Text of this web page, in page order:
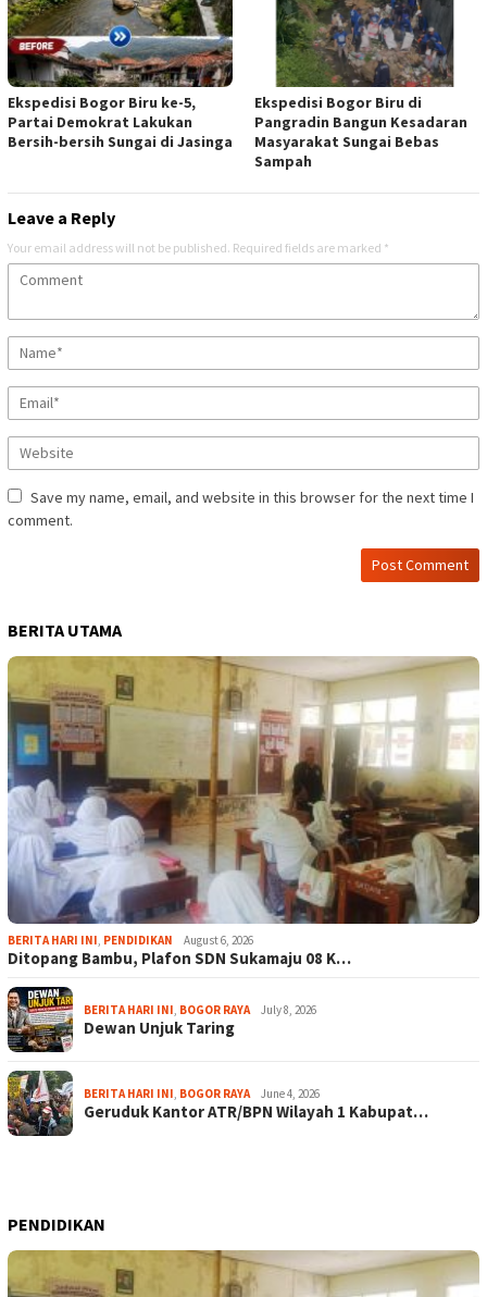
Ekspedisi Bogor Biru ke-5,
Partai Demokrat Lakukan
Bersih-bersih Sungai di Jasinga
Ekspedisi Bogor Biru di
Pangradin Bangun Kesadaran
Masyarakat Sungai Bebas
Sampah
Leave a Reply
Your email address will not be published. Required fields are marked *
Save my name, email, and website in this browser for the next time I
comment.
BERITA UTAMA
BERITA HARI INI, PENDIDIKAN August 6, 2026
Ditopang Bambu, Plafon SDN Sukamaju 08 K…
BERITA HARI INI, BOGOR RAYA July 8, 2026
Dewan Unjuk Taring
BERITA HARI INI, BOGOR RAYA June 4, 2026
Geruduk Kantor ATR/BPN Wilayah 1 Kabupat…
PENDIDIKAN